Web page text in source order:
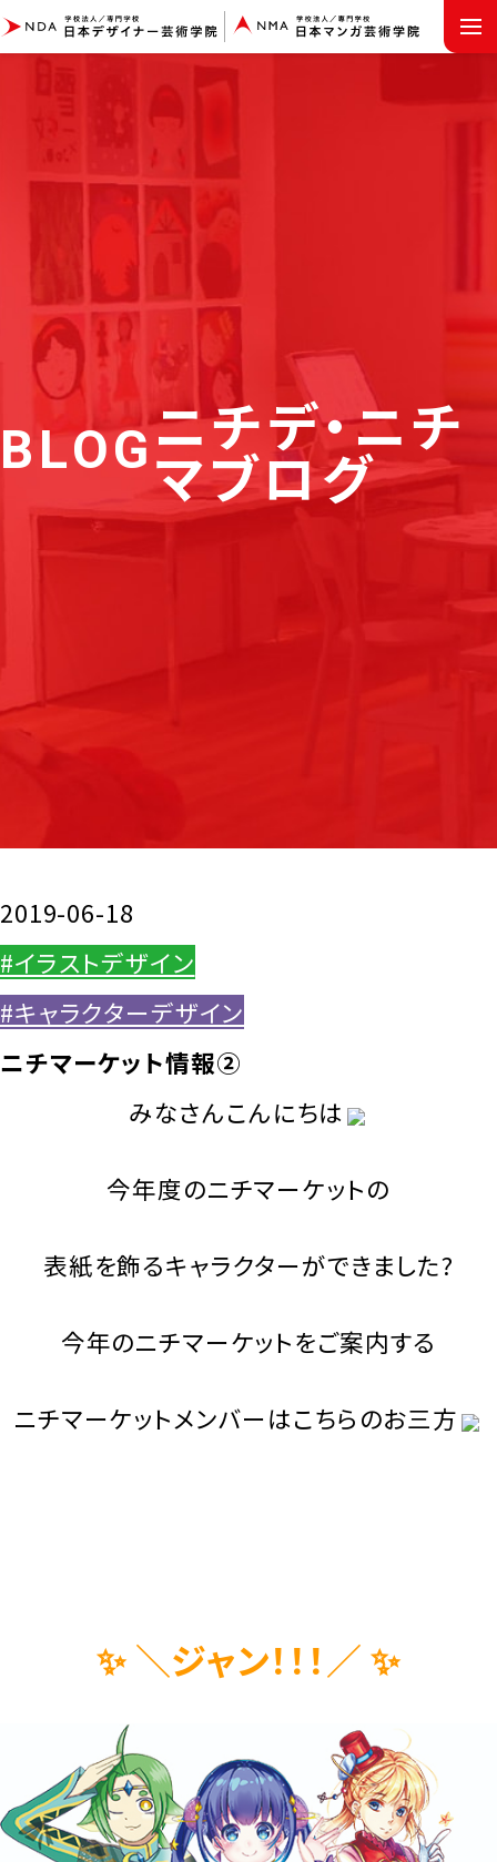
BLOGニチデ・ニチ
マブログ
2019-06-18
#イラストデザイン
#キャラクターデザイン
ニチマーケット情報②
みなさんこんにちは
今年度のニチマーケットの
表紙を飾るキャラクターができました?
今年のニチマーケットをご案内する
ニチマーケットメンバーはこちらのお三方
✨ ＼ジャン！！！／ ✨